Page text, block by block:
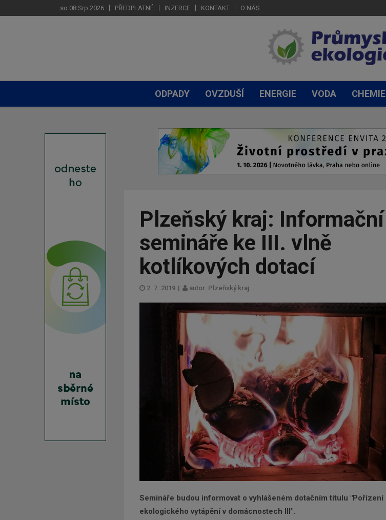
so 08.Srp 2026 PŘEDPLATNÉ INZERCE KONTAKT O NÁS
ODPADY OVZDUŠÍ ENERGIE VODA CHEMIE
Plzeňský kraj: Informační
semináře ke III. vlně
kotlíkových dotací
2. 7. 2019 | autor: Plzeňský kraj
Semináře budou informovat o vyhlášeném dotačním titulu "Pořízení
ekologického vytápění v domácnostech III".